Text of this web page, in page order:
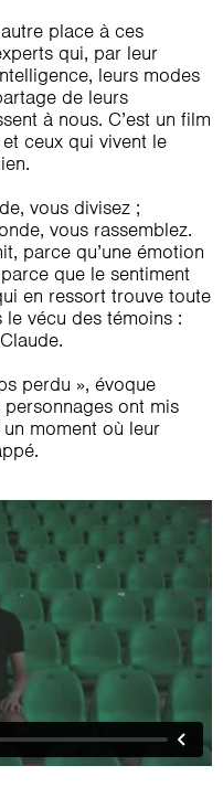
place à ces
qui, par leur
leurs modes
de leurs
à nous. C’est un film
ceux qui vivent le
vous divisez ;
vous rassemblez.
parce qu’une émotion
que le sentiment
en ressort trouve toute
vécu des témoins :
perdu », évoque
personnages ont mis
moment où leur